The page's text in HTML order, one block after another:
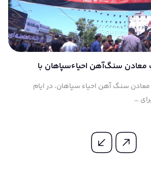
معادن سنگ‌آهن احیاءسپاهان با
شهید ایران
سنگ آهن احیاء سپاهان، در ایام
…